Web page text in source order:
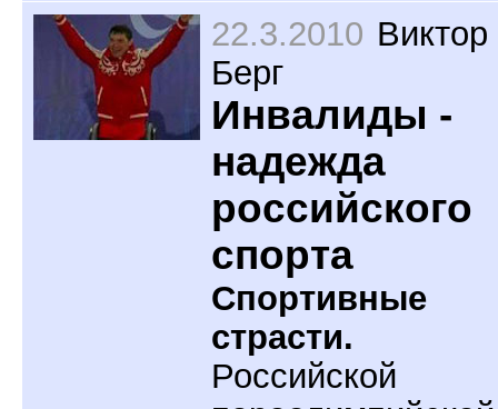
22.3.2010 Виктор
Берг
Инвалиды -
надежда
российского
спорта
Спортивные
страсти.
Российской